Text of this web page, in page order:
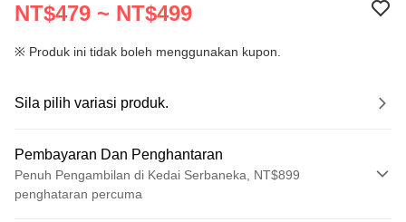
NT$479 ~ NT$499
※ Produk ini tidak boleh menggunakan kupon.
Sila pilih variasi produk.
Pembayaran Dan Penghantaran
Penuh Pengambilan di Kedai Serbaneka, NT$899
penghataran percuma